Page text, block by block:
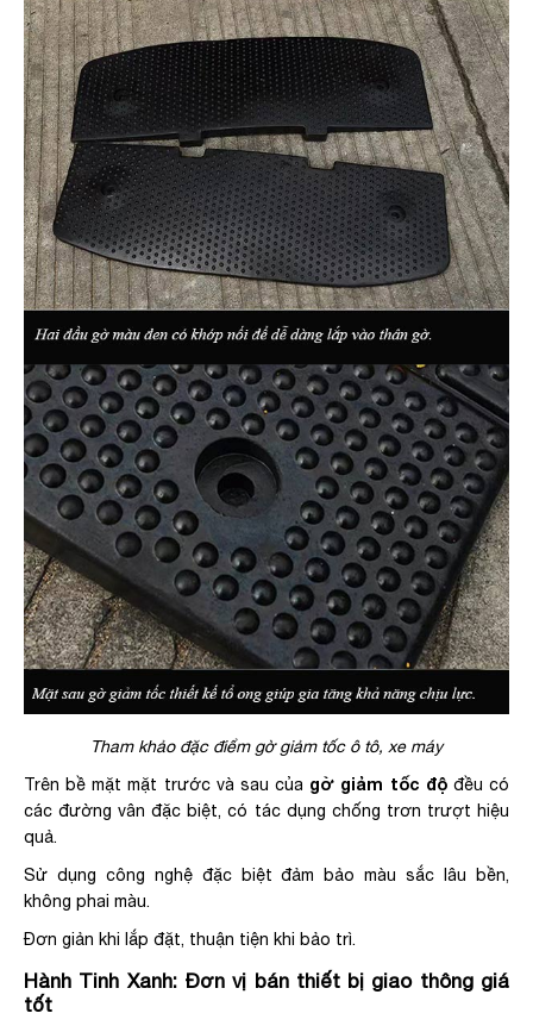
Tham khảo đặc điểm gờ giảm tốc ô tô, xe máy
Trên bề mặt mặt trước và sau của gờ giảm tốc độđều có
các đường vân đặc biệt, có tác dụng chống trơn trượt hiệu
quả.
Sử dụng công nghệ đặc biệt đảm bảo màu sắc lâu bền,
không phai màu.
Đơn giản khi lắp đặt, thuận tiện khi bảo trì.
Hành Tinh Xanh: Đơn vị bán thiết bị giao thông giá
tốt